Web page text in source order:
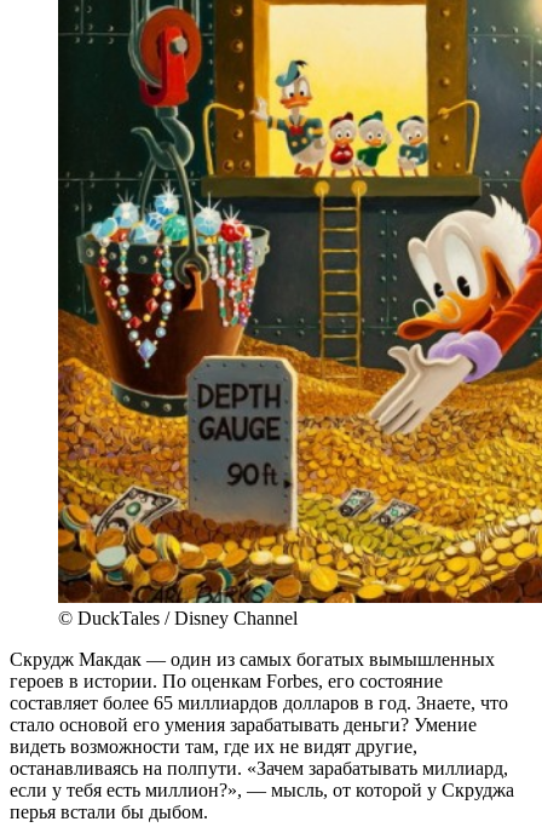
© DuckTales / Disney Channel
Скрудж Макдак — один из самых богатых вымышленных
героев в истории. По оценкам Forbes, его состояние
составляет более 65 миллиардов долларов в год. Знаете, что
стало основой его умения зарабатывать деньги? Умение
видеть возможности там, где их не видят другие,
останавливаясь на полпути. «Зачем зарабатывать миллиард,
если у тебя есть миллион?», — мысль, от которой у Скруджа
перья встали бы дыбом.